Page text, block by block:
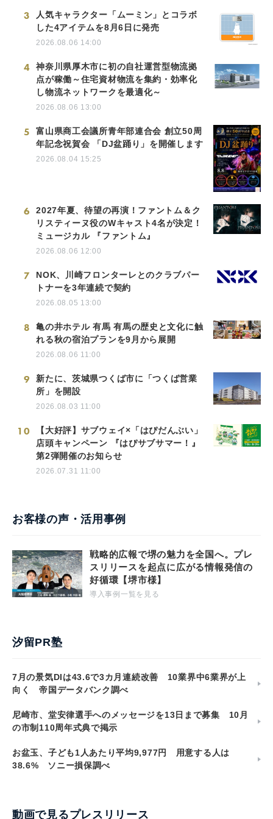
3
人気キャラクター「ムーミン」とコラボ
した4アイテムを8月6日に発売
2026.08.06 14:00
4
神奈川県厚木市に初の自社運営型物流拠
点が稼働～住宅資材物流を集約・効率化
し物流ネットワークを最適化～
2026.08.06 13:00
5
富山県商工会議所青年部連合会 創立50周
年記念祝賀会 「DJ盆踊り」を開催します
2026.08.04 15:25
6
2027年夏、待望の再演！ファントム＆ク
リスティーヌ役のWキャスト4名が決定！
ミュージカル 『ファントム』
2026.08.06 12:00
7
NOK、川崎フロンターレとのクラブパー
トナーを3年連続で契約
2026.08.05 13:00
8
亀の井ホテル 有馬 有馬の歴史と文化に触
れる秋の宿泊プランを9月から展開
2026.08.06 11:00
9
新たに、茨城県つくば市に「つくば営業
所」を開設
2026.08.03 11:00
10
【大好評】サブウェイ×「はぴだんぶい」
店頭キャンペーン 『はぴサブサマー！』
第2弾開催のお知らせ
2026.07.31 11:00
お客様の声・活用事例
戦略的広報で堺の魅力を全国へ。プレ
スリリースを起点に広がる情報発信の
好循環【堺市様】
導入事例一覧を見る
汐留PR塾
7月の景気DIは43.6で3カ月連続改善 10業界中6業界が上
向く 帝国データバンク調べ
尼崎市、堂安律選手へのメッセージを13日まで募集 10月
の市制110周年式典で掲示
お盆玉、子ども1人あたり平均9,977円 用意する人は
38.6% ソニー損保調べ
動画で見るプレスリリース